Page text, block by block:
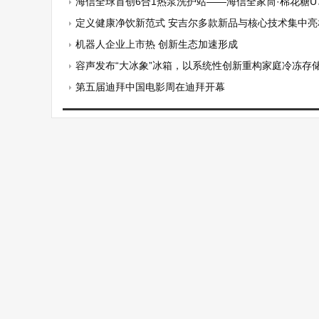
定义健康净饮新范式 安吉尔多款新品与核心技术集中
机器人企业上市热 创新生态加速形成
容声发布“大冰象”冰箱，以系统性创新重构家庭冷冻存
第五届迪拜中国电影周在迪拜开幕